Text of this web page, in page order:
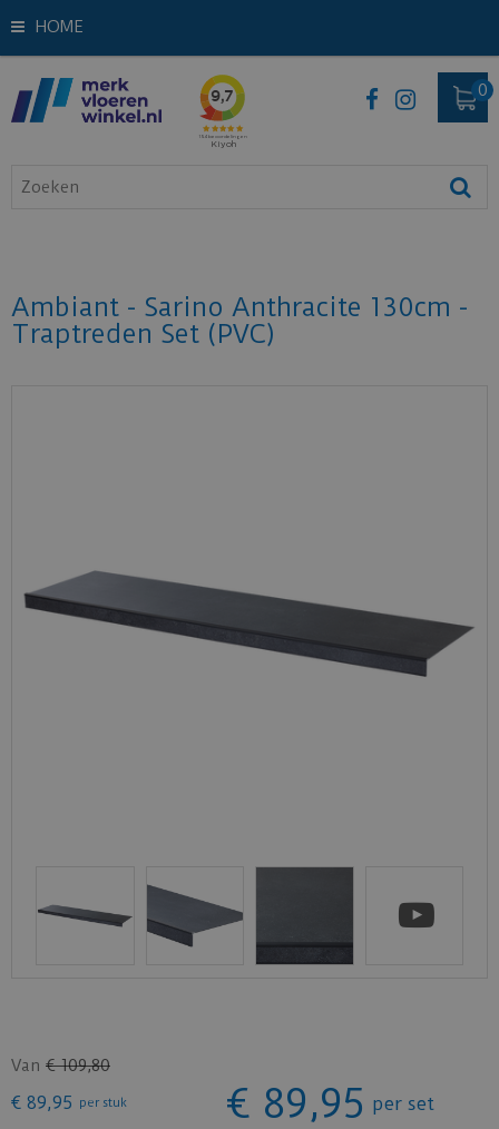
HOME
Ambiant - Sarino Anthracite 130cm -
Traptreden Set (PVC)
Van € 109,80
€ 89,95 per stuk € 89,95 per set